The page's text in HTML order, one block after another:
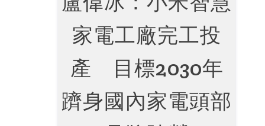
家電工廠完工投
產 目標2030年
躋身國內家電頭部